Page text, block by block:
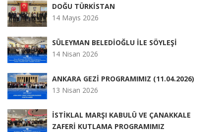
DOĞU TÜRKİSTAN
14 Mayıs 2026
SÜLEYMAN BELEDİOĞLU İLE SÖYLEŞİ
14 Nisan 2026
ANKARA GEZİ PROGRAMIMIZ (11.04.2026)
13 Nisan 2026
İSTİKLAL MARŞI KABULÜ VE ÇANAKKALE
ZAFERİ KUTLAMA PROGRAMIMIZ